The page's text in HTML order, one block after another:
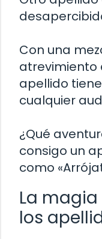
Con una
atrevimiento
apellido
cualquier
¿Qué
consigo un
como
La
los